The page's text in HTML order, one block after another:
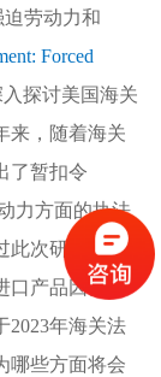
劳动力和
Forced
探讨美国海关
来，随着海关
了暂扣令
力方面的执法
此次研讨会获
口产品因强制
2023年海关法
哪些方面将会